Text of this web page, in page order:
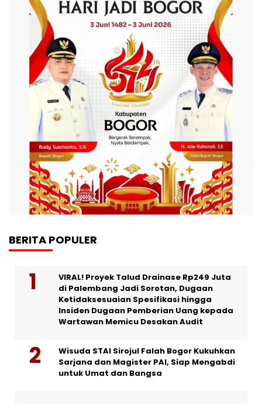
BERITA POPULER
VIRAL! Proyek Talud Drainase Rp249 Juta
di Palembang Jadi Sorotan, Dugaan
Ketidaksesuaian Spesifikasi hingga
Insiden Dugaan Pemberian Uang kepada
Wartawan Memicu Desakan Audit
Wisuda STAI Sirojul Falah Bogor Kukuhkan
Sarjana dan Magister PAI, Siap Mengabdi
untuk Umat dan Bangsa